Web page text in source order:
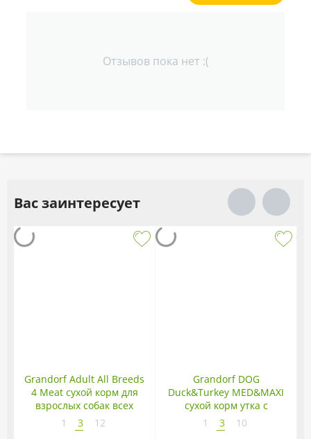
Отзывов пока нет :(
Вас заинтересует
Grandorf Adult All Breeds
4 Meat сухой корм для
взрослых собак всех
пород 4 мяса
1 3 12
Grandorf DOG
Duck&Turkey MED&MAXI
сухой корм утка с
индейкой для собак
средних и крупных пород
1 3 10